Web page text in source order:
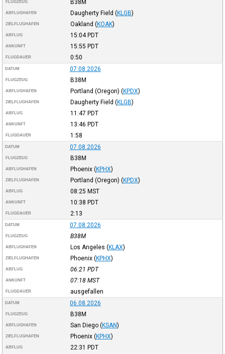
FLUGZEUG B38M
ABFLUGHAFEN Daugherty Field (KLGB)
ZIELFLUGHAFEN Oakland (KOAK)
ABFLUG 15:04PDT
ANKUNFT 15:55 PDT
FLUGDAUER 0:50
DATUM 07.08.2026
FLUGZEUG B38M
ABFLUGHAFEN Portland (Oregon) (KPDX)
ZIELFLUGHAFEN Daugherty Field (KLGB)
ABFLUG 11:47 PDT
ANKUNFT 13:46 PDT
FLUGDAUER 1:58
DATUM 07.08.2026
FLUGZEUG B38M
ABFLUGHAFEN Phoenix (KPHX)
ZIELFLUGHAFEN Portland (Oregon) (KPDX)
ABFLUG 08:25 MST
ANKUNFT 10:38 PDT
FLUGDAUER 2:13
DATUM 07.08.2026
FLUGZEUG B38M
ABFLUGHAFEN Los Angeles (KLAX)
ZIELFLUGHAFEN Phoenix (KPHX)
ABFLUG 06:21 PDT
ANKUNFT 07:18 MST
FLUGDAUER ausgefallen
DATUM 06.08.2026
FLUGZEUG B38M
ABFLUGHAFEN San Diego (KSAN)
ZIELFLUGHAFEN Phoenix (KPHX)
ABFLUG 22:31 PDT